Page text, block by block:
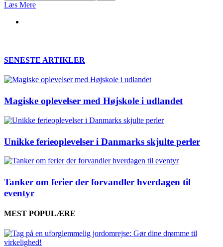
Læs Mere
SENESTE ARTIKLER
Magiske oplevelser med Højskole i udlandet
Unikke ferieoplevelser i Danmarks skjulte perler
Tanker om ferier der forvandler hverdagen til
eventyr
MEST POPULÆRE